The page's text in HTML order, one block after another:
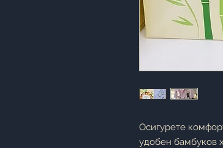
Осигурете
удобен бамбуков